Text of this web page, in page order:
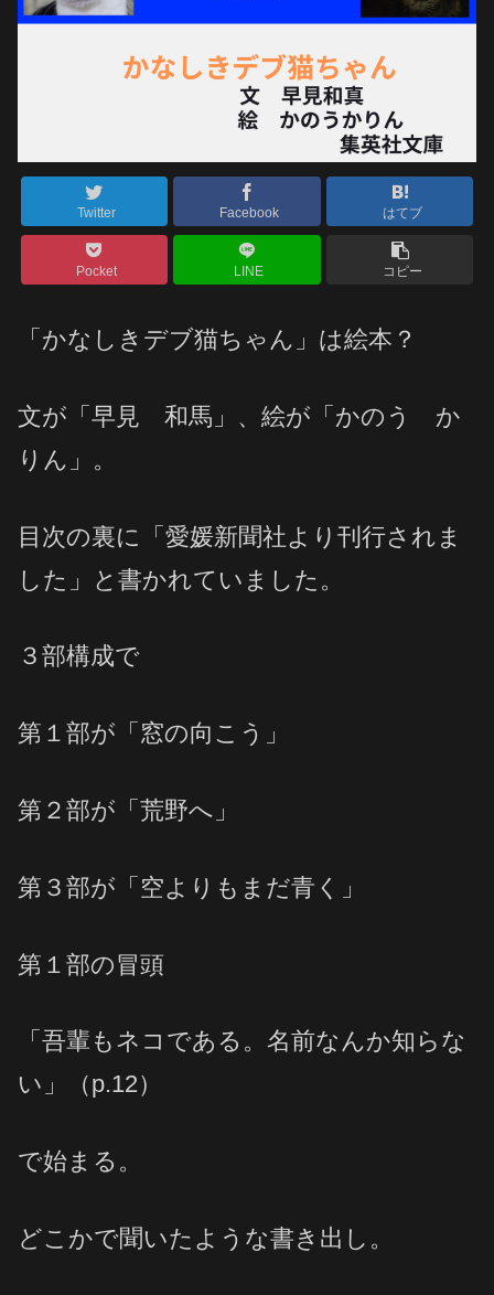
Twitter Facebook はてブ
Pocket LINE コピー
「かなしきデブ猫ちゃん」は絵本？
文が「早見 和馬」、絵が「かのう か
りん」。
目次の裏に「愛媛新聞社より刊行されま
した」と書かれていました。
３部構成で
第１部が「窓の向こう」
第２部が「荒野へ」
第３部が「空よりもまだ青く」
第１部の冒頭
「吾輩もネコである。名前なんか知らな
い」（p.12）
で始まる。
どこかで聞いたような書き出し。